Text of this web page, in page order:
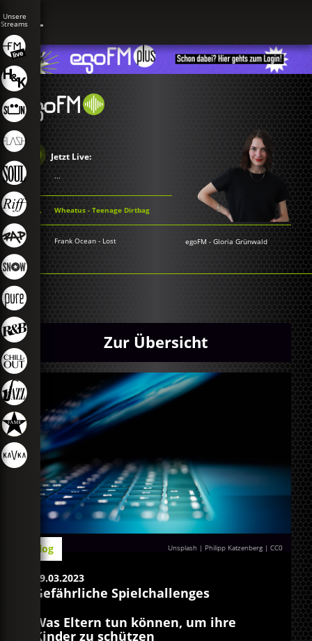
Jetzt Live:
...
Wheatus - Teenage Dirtbag
Frank Ocean - Lost egoFM -Gloria Grünwald
Zur Übersicht
Unsplash | Philipp Katzenberg |CC0
Blog
09.03.2023
Gefährliche Spielchallenges
Was Eltern tun können, um ihre
Kinder zu schützen